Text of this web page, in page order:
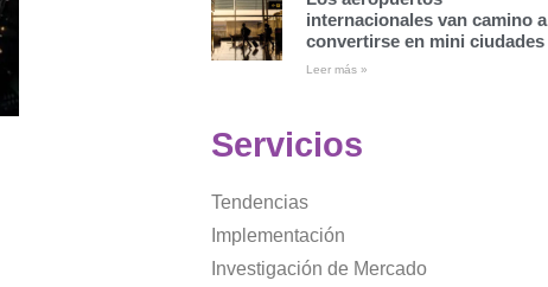
internacionales van camino a
convertirse en mini ciudades
Leer más »
Servicios
Tendencias
Implementación
Investigación de Mercado